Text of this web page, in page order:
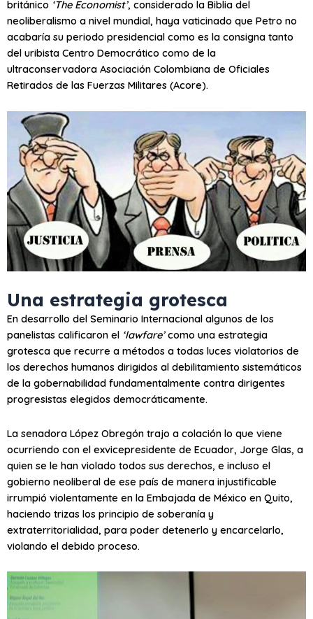
británico ‘The Economist’, considerado la Biblia del
neoliberalismo a nivel mundial, haya vaticinado que Petro no
acabaría su periodo presidencial como es la consigna tanto
del uribista Centro Democrático como de la
ultraconservadora Asociación Colombiana de Oficiales
Retirados de las Fuerzas Militares (Acore).
Una estrategia grotesca
En desarrollo del Seminario Internacional algunos de los
panelistas calificaron el ‘lawfare’como una estrategia
grotesca que recurre a métodos a todas luces violatorios de
los derechos humanos dirigidos al debilitamiento sistemáticos
de la gobernabilidad fundamentalmente contra dirigentes
progresistas elegidos democráticamente.
La senadora López Obregón trajo a colación lo que viene
ocurriendo con el exvicepresidente de Ecuador, Jorge Glas, a
quien se le han violado todos sus derechos, e incluso el
gobierno neoliberal de ese país de manera injustificable
irrumpió violentamente en la Embajada de México en Quito,
haciendo trizas los principio de soberanía y
extraterritorialidad, para poder detenerlo y encarcelarlo,
violando el debido proceso.